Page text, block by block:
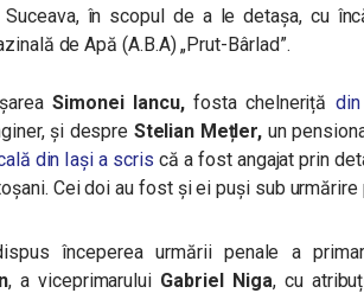
în scopul de a le detașa, cu
de Apă (A.B.A) „Prut-Bârlad”.
Simonei Iancu,fosta chelneriță
și despre Stelian Mețler, un
din Iași a scris că a fost angajat prin
Cei doi au fost și ei puși sub urmărire
începerea urmării penale a
, a viceprimarului Gabriel Niga,cu